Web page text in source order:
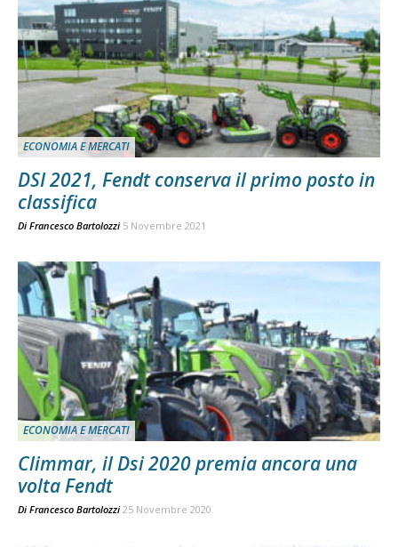
ECONOMIA E MERCATI
DSI 2021, Fendt conserva il primo posto in
classifica
Di Francesco Bartolozzi 5 Novembre 2021
ECONOMIA E MERCATI
Climmar, il Dsi 2020 premia ancora una
volta Fendt
Di Francesco Bartolozzi 25 Novembre 2020